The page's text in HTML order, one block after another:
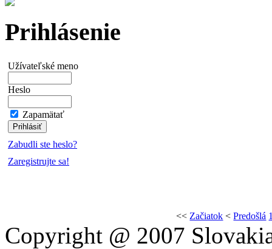
Prihlásenie
Užívateľské meno
Heslo
Zapamätať
Zabudli ste heslo?
Zaregistrujte sa!
<< Začiatok <Predošlá
Copyright @ 2007